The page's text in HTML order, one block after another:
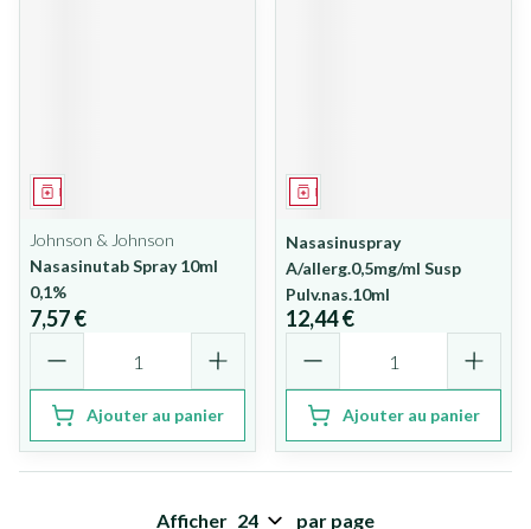
Médicament
Johnson & Johnson
Nasasinutab Spray 10ml
0,1%
7,57 €
Ajouter au panier
Médicament
Nasasinuspray
A/allerg.0,5mg/ml Susp
Pulv.nas.10ml
12,44 €
Ajouter au panier
Afficher par page